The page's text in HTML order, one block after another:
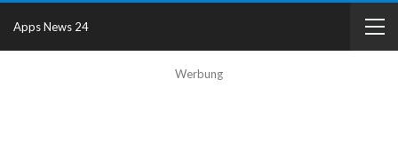
Werbung
Apps News 24